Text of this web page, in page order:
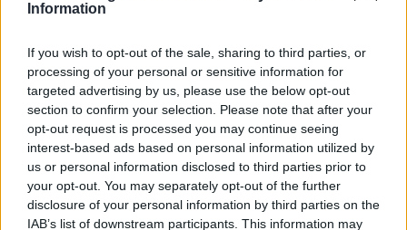
Information
If you wish to opt-out of the sale, sharing to third parties, or
processing of your personal or sensitive information for
targeted advertising by us, please use the below opt-out
section to confirm your selection. Please note that after your
opt-out request is processed you may continue seeing
interest-based ads based on personal information utilized by
us or personal information disclosed to third parties prior to
your opt-out. You may separately opt-out of the further
disclosure of your personal information by third parties on the
IAB’s list of downstream participants. This information may
Γιατί δε λέτε ξεκάθαρα ότι ήταν τσιγγάνος-
γυφτορομα; Ο οικισμός τσαιρια είναι καταυλισμός
γυφτων τι εννοείτε
Απαντήστε 0